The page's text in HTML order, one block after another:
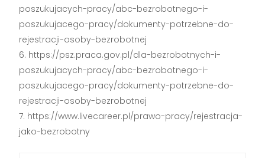
poszukujacych-pracy/abc-bezrobotnego-i-
poszukujacego-pracy/dokumenty-potrzebne-do-
rejestracji-osoby-bezrobotnej
https://psz.praca.gov.pl/dla-bezrobotnych-i-
poszukujacych-pracy/abc-bezrobotnego-i-
poszukujacego-pracy/dokumenty-potrzebne-do-
rejestracji-osoby-bezrobotnej
https://www.livecareer.pl/prawo-pracy/rejestracja-
jako-bezrobotny